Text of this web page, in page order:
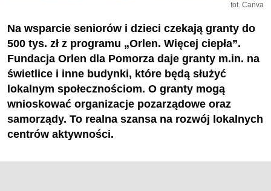
fot. Canva
Na wsparcie seniorów i dzieci czekają granty do
500 tys. zł z programu „Orlen. Więcej ciepła”.
Fundacja Orlen dla Pomorza daje granty m.in. na
świetlice i inne budynki, które będą służyć
lokalnym społecznościom. O granty mogą
wnioskować organizacje pozarządowe oraz
samorządy. To realna szansa na rozwój lokalnych
centrów aktywności.